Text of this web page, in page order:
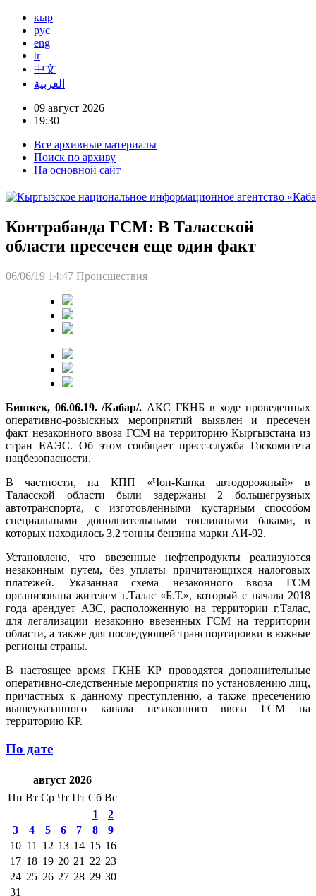
кыр
рус
eng
tr
中文
العربية
09 август 2026
19:30
Все архивные материалы
Поиск по архиву
На основной сайт
Контрабанда ГСМ: В Таласской
области пресечен еще один факт
06/06/19 14:47 Происшествия
Бишкек, 06.06.19. /Кабар/. АКС ГКНБ в ходе проведенных
оперативно-розыскных мероприятий выявлен и пресечен
факт незаконного ввоза ГСМ на территорию Кыргызстана из
стран ЕАЭС. Об этом сообщает пресс-служба Госкомитета
нацбезопасности.
В частности, на КПП «Чон-Капка автодорожный» в
Таласской области были задержаны 2 большегрузных
автотранспорта, с изготовленными кустарным способом
специальными дополнительными топливными баками, в
которых находилось 3,2 тонны бензина марки АИ-92.
Установлено, что ввезенные нефтепродукты реализуются
незаконным путем, без уплаты причитающихся налоговых
платежей. Указанная схема незаконного ввоза ГСМ
организована жителем г.Талас «Б.Т.», который с начала 2018
года арендует АЗС, расположенную на территории г.Талас,
для легализации незаконно ввезенных ГСМ на территории
области, а также для последующей транспортировки в южные
регионы страны.
В настоящее время ГКНБ КР проводятся дополнительные
оперативно-следственные мероприятия по установлению лиц,
причастных к данному преступлению, а также пресечению
вышеуказанного канала незаконного ввоза ГСМ на
территорию КР.
По дате
август 2026
Пн Вт Ср Чт Пт Сб Вс
1
2
3
4 5 6 7 8
9
10 11 12 13 14 15 16
17 18 19 20 21 22 23
24 25 26 27 28 29 30
31